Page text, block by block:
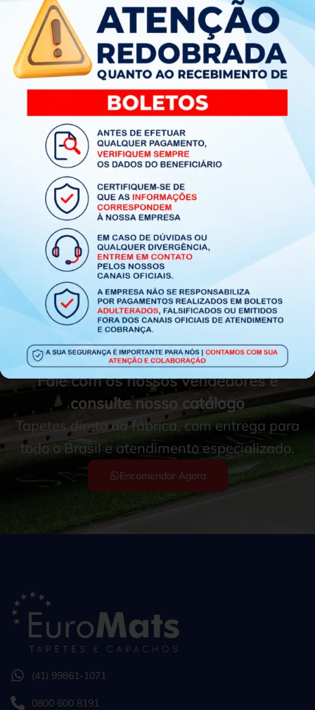
Produtos Relacionados
Tapete Capacho Divertido Para
alimentação pet elipse padrão verde
Solicitar Orçamento
Adicionar ao carrinho
Fale Conosco Ver Todos os Produtos
Fale com os nossos vendedores e
consulte nosso catálogo
Tapetes direto da fábrica, com entrega para
todo o Brasil e atendimento especializado.
Encomendar Agora
(41) 99861-1071
0800 600 8191